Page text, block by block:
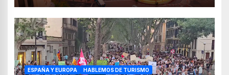
ESPAÑA Y EUROPA HABLEMOS DE TURISMO